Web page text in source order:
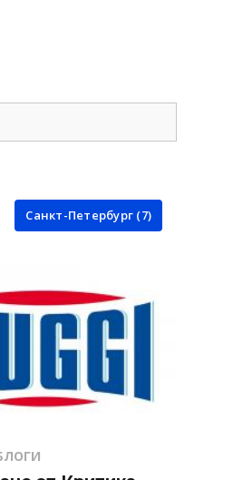
Санкт-Петербург (7)